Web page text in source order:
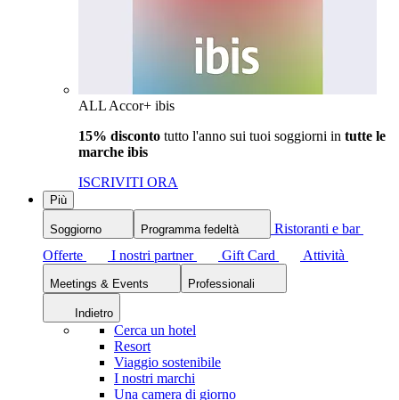
ALL Accor+ ibis
15% disconto tutto l'anno sui tuoi soggiorni in tutte le
marche ibis
ISCRIVITI ORA
Più
Soggiorno Programma fedeltà
Ristoranti e bar
Offerte
I nostri partner Gift Card Attività
Meetings & Events Professionali
Indietro
Cerca un hotel
Resort
Viaggio sostenibile
I nostri marchi
Una camera di giorno